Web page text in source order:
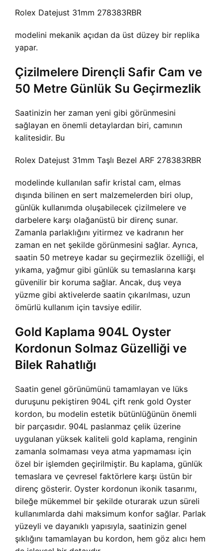
Rolex Datejust 31mm 278383RBR
modelini mekanik açıdan da üst düzey bir replika
yapar.
Çizilmelere Dirençli Safir Cam ve
50 Metre Günlük Su Geçirmezlik
Saatinizin her zaman yeni gibi görünmesini
sağlayan en önemli detaylardan biri, camının
kalitesidir. Bu
Rolex Datejust 31mm Taşlı Bezel ARF 278383RBR
modelinde kullanılan safir kristal cam, elmas
dışında bilinen en sert malzemelerden biri olup,
günlük kullanımda oluşabilecek çizilmelere ve
darbelere karşı olağanüstü bir direnç sunar.
Zamanla parlaklığını yitirmez ve kadranın her
zaman en net şekilde görünmesini sağlar. Ayrıca,
saatin 50 metreye kadar su geçirmezlik özelliği, el
yıkama, yağmur gibi günlük su temaslarına karşı
güvenilir bir koruma sağlar. Ancak, duş veya
yüzme gibi aktivelerde saatin çıkarılması, uzun
ömürlü kullanım için tavsiye edilir.
Gold Kaplama 904L Oyster
Kordonun Solmaz Güzelliği ve
Bilek Rahatlığı
Saatin genel görünümünü tamamlayan ve lüks
duruşunu pekiştiren 904L çift renk gold Oyster
kordon, bu modelin estetik bütünlüğünün önemli
bir parçasıdır. 904L paslanmaz çelik üzerine
uygulanan yüksek kaliteli gold kaplama, renginin
zamanla solmaması veya atma yapmaması için
özel bir işlemden geçirilmiştir. Bu kaplama, günlük
temaslara ve çevresel faktörlere karşı üstün bir
direnç gösterir. Oyster kordonun ikonik tasarımı,
bileğe mükemmel bir şekilde oturarak uzun süreli
kullanımlarda dahi maksimum konfor sağlar. Parlak
yüzeyli ve dayanıklı yapısıyla, saatinizin genel
şıklığını tamamlayan bu kordon, hem göz alıcı hem